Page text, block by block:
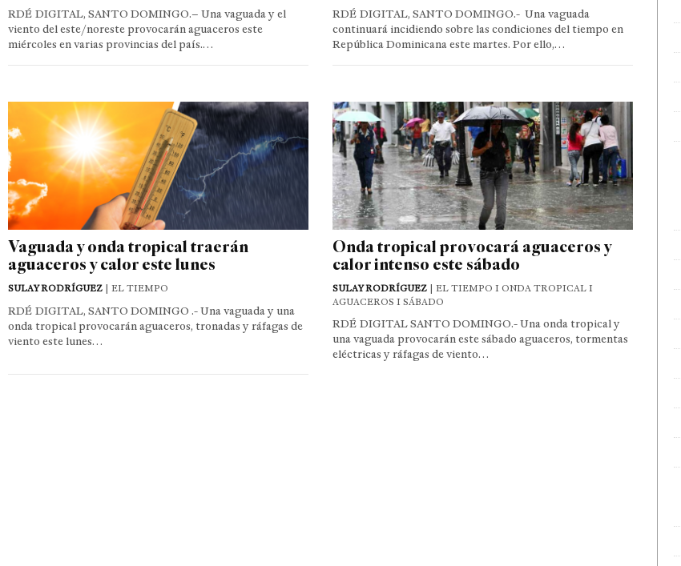
RDÉ DIGITAL, SANTO DOMINGO.– Una vaguada y el
viento del este/noreste provocarán aguaceros este
miércoles en varias provincias del país.…
RDÉ DIGITAL, SANTO DOMINGO.- Una vaguada
continuará incidiendo sobre las condiciones del tiempo en
República Dominicana este martes. Por ello,…
Vaguada y onda tropical traerán
aguaceros y calor este lunes
SULAY RODRÍGUEZ | EL TIEMPO
RDÉ DIGITAL, SANTO DOMINGO .- Una vaguada y una
onda tropical provocarán aguaceros, tronadas y ráfagas de
viento este lunes…
Onda tropical provocará aguaceros y
calor intenso este sábado
SULAY RODRÍGUEZ| EL TIEMPO I ONDA TROPICAL I
AGUACEROS I SÁBADO
RDÉ DIGITAL SANTO DOMINGO.- Una onda tropical y
una vaguada provocarán este sábado aguaceros, tormentas
eléctricas y ráfagas de viento…